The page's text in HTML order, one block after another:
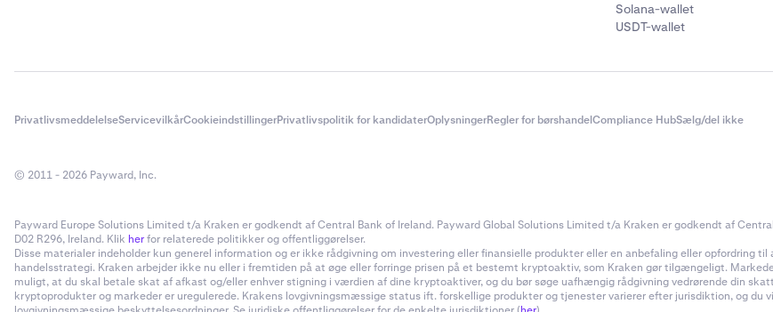
Solana-wallet
USDT-wallet
PrivatlivsmeddelelseServicevilkårCookieindstillingerPrivatlivspolitik for kandidaterOplysningerRegler for børshandelCompliance HubSælg/del ikke
© 2011 - 2026 Payward, Inc.
Payward Europe Solutions Limited t/a Kraken er godkendt af Central Bank of Ireland. Payward Global Solutions Limited t/a Kraken er godkendt af
D02 R296, Ireland. Klik herfor relaterede politikker og offentliggørelser.
Disse materialer indeholder kun generel information og er ikke rådgivning om investering eller finansielle produkter eller en anbefaling eller opfordring
handelsstrategi. Kraken arbejder ikke nu eller i fremtiden på at øge eller forringe prisen på et bestemt kryptoaktiv, som Kraken gør tilgængeligt.
muligt, at du skal betale skat af afkast og/eller enhver stigning i værdien af dine kryptoaktiver, og du bør søge uafhængig rådgivning vedrørende din
kryptoprodukter og markeder er uregulerede. Krakens lovgivningsmæssige status ift. forskellige produkter og tjenester varierer efter jurisdiktion, og